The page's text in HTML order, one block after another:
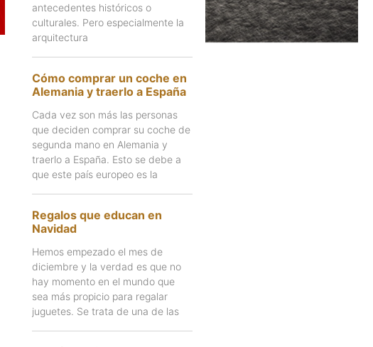
antecedentes históricos o
culturales. Pero especialmente la
arquitectura
Cómo comprar un coche en
Alemania y traerlo a España
Cada vez son más las personas
que deciden comprar su coche de
segunda mano en Alemania y
traerlo a España. Esto se debe a
que este país europeo es la
Regalos que educan en
Navidad
Hemos empezado el mes de
diciembre y la verdad es que no
hay momento en el mundo que
sea más propicio para regalar
juguetes. Se trata de una de las